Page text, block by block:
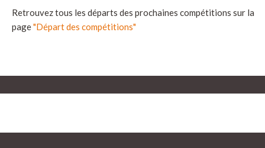
Retrouvez tous les départs des prochaines compétitions sur la
page"Départ des compétitions"